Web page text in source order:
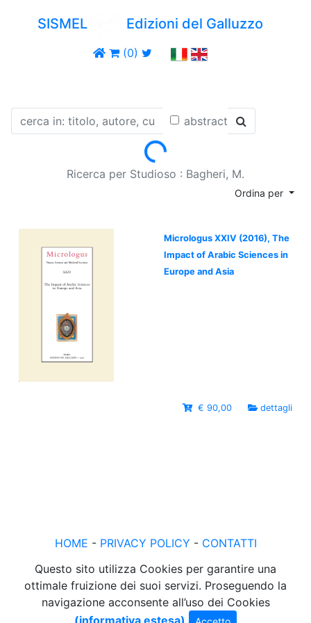
SISMEL Edizioni del Galluzzo
(0)
abstract
Loading...
Ricerca per Studioso : Bagheri, M.
Ordina per
Micrologus XXIV (2016), The
Impact of Arabic Sciences in
Europe and Asia
€ 90,00 dettagli
HOME - PRIVACY POLICY - CONTATTI
Questo sito utilizza Cookies per garantire una
ottimale fruizione dei suoi servizi. Proseguendo la
navigazione acconsente all’uso dei Cookies
(informativa estesa)